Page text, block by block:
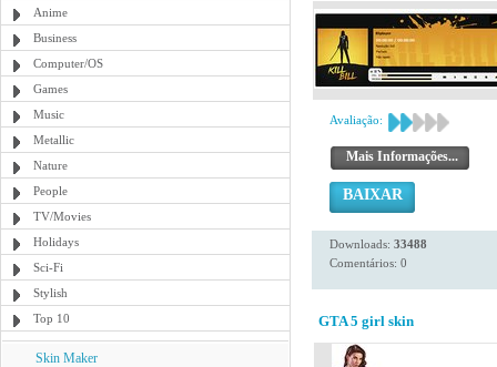
Anime
Business
Computer/OS
Games
Music
Metallic
Nature
People
TV/Movies
Holidays
Sci-Fi
Stylish
Top 10
Skin Maker
Avaliação:
Mais Informações...
BAIXAR
Downloads: 33488
Comentários: 0
GTA 5 girl skin